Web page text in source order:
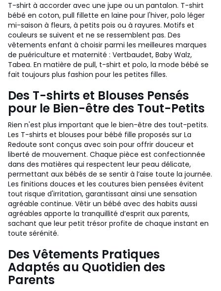
T-shirt à accorder avec une jupe ou un pantalon. T-shirt
bébé en coton, pull fillette en laine pour l'hiver, polo léger
mi-saison à fleurs, à petits pois ou à rayures. Motifs et
couleurs se suivent et ne se ressemblent pas. Des
vêtements enfant à choisir parmi les meilleures marques
de puériculture et maternité : Vertbaudet, Baby Walz,
Tabea. En matière de pull, t-shirt et polo, la mode bébé se
fait toujours plus fashion pour les petites filles.
Des T-shirts et Blouses Pensés
pour le Bien-être des Tout-Petits
Rien n'est plus important que le bien-être des tout-petits.
Les T-shirts et blouses pour bébé fille proposés sur La
Redoute sont conçus avec soin pour offrir douceur et
liberté de mouvement. Chaque pièce est confectionnée
dans des matières qui respectent leur peau délicate,
permettant aux bébés de se sentir à l’aise toute la journée.
Les finitions douces et les coutures bien pensées évitent
tout risque d'irritation, garantissant ainsi une sensation
agréable continue. Vêtir un bébé avec des habits aussi
agréables apporte la tranquillité d’esprit aux parents,
sachant que leur petit trésor profite de chaque instant en
toute sérénité.
Des Vêtements Pratiques
Adaptés au Quotidien des
Parents